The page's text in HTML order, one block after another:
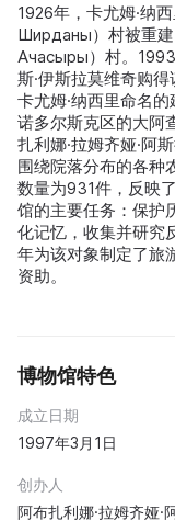
1926年，卡尤姆·纳
Ширданы）村被重
Ачасыры）村。1993
斯·伊斯拉莫维奇购
卡尤姆·纳西里命名
诺多尔斯克区的大阿
扎利娜·拉姆齐娅·阿
围绕院落分布的各种
数量为931件，反映
馆的主要任务：保护
化记忆，收集并研究
年为该对象制定了旅
资助。
博物馆特色
成立日期
1997年3月1日
创办人
阿布扎利娜·拉姆齐娅